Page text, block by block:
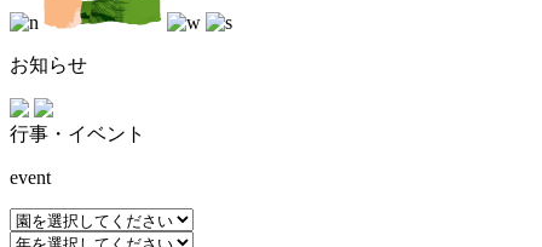
お知らせ
行事・イベント
event